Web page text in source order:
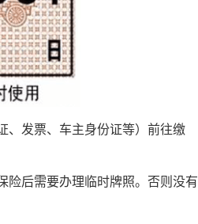
、发票、车主身份证等）前往缴
险后需要办理临时牌照。否则没有